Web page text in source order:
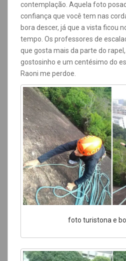
contemplação. Aquela foto
confiança que você tem nas
bora descer, já que a vista ficou
tempo. Os professores de
que gosta mais da parte do
gostosinho e um centésimo do
Raoni me perdoe.
foto turistona e